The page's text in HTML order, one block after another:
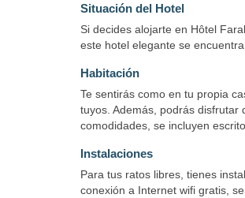
Situación del Hotel
Si decides alojarte en Hôtel
este hotel elegante se
Habitación
Te sentirás como en tu propia
tuyos. Además, podrás
comodidades, se incluyen
Instalaciones
Para tus ratos libres, tienes
conexión a Internet wifi gratis,